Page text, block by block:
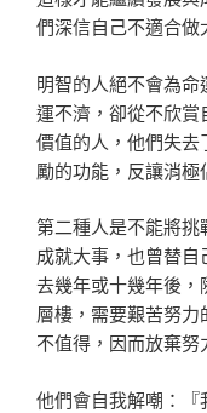
們深信自己不適合做
明智的人絕不會為
運不濟，卻從不欣
價值的人，他們失
勵的功能，反讓消極
第二種人是不能將
成就大事，也曾替
去幾年或十幾年後
層樓，需要艱苦努
不值得，因而放棄努
他們會自我解嘲：